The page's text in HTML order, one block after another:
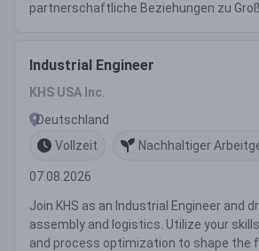
partnerschaftliche Beziehungen zu
Industrial Engineer
KHS USA Inc.
Deutschland
Vollzeit
Nachhaltiger
07.08.2026
Join KHS as an Industrial Engineer and
assembly and logistics. Utilize your
and process optimization to shape the